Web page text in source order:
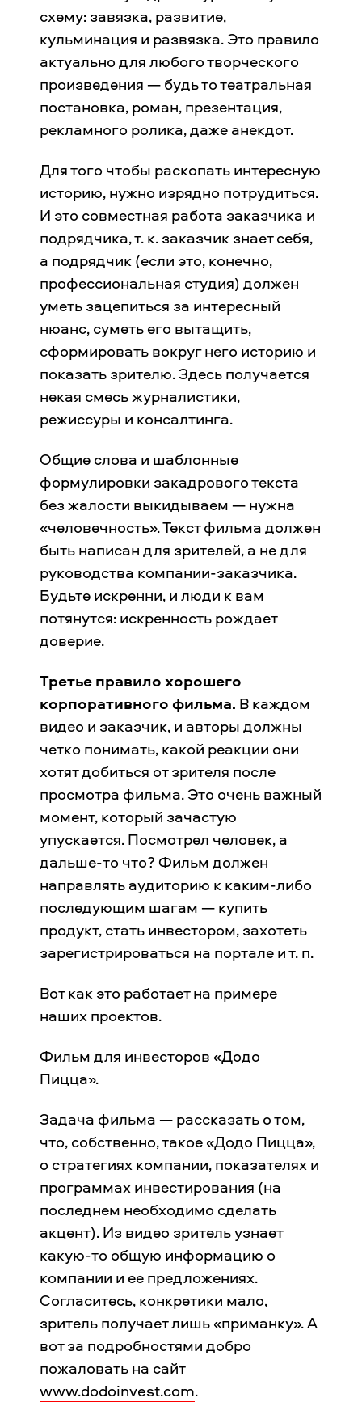
схему: завязка, развитие,
кульминация и развязка. Это правило
актуально для любого творческого
произведения — будь то театральная
постановка, роман, презентация,
рекламного ролика, даже анекдот.
Для того чтобы раскопать интересную
историю, нужно изрядно потрудиться.
И это совместная работа заказчика и
подрядчика, т. к. заказчик знает себя,
а подрядчик (если это, конечно,
профессиональная студия) должен
уметь зацепиться за интересный
нюанс, суметь его вытащить,
сформировать вокруг него историю и
показать зрителю. Здесь получается
некая смесь журналистики,
режиссуры и консалтинга.
Общие слова и шаблонные
формулировки закадрового текста
без жалости выкидываем — нужна
«человечность». Текст фильма должен
быть написан для зрителей, а не для
руководства компании-заказчика.
Будьте искренни, и люди к вам
потянутся: искренность рождает
доверие.
Третье правило хорошего
корпоративного фильма. В каждом
видео и заказчик, и авторы должны
четко понимать, какой реакции они
хотят добиться от зрителя после
просмотра фильма. Это очень важный
момент, который зачастую
упускается. Посмотрел человек, а
дальше-то что? Фильм должен
направлять аудиторию к каким-либо
последующим шагам — купить
продукт, стать инвестором, захотеть
зарегистрироваться на портале и т. п.
Вот как это работает на примере
наших проектов.
Фильм для инвесторов «Додо
Пицца».
Задача фильма — рассказать о том,
что, собственно, такое «Додо Пицца»,
о стратегиях компании, показателях и
программах инвестирования (на
последнем необходимо сделать
акцент). Из видео зритель узнает
какую-то общую информацию о
компании и ее предложениях.
Согласитесь, конкретики мало,
зритель получает лишь «приманку». А
вот за подробностями добро
пожаловать на сайт
www.dodoinvest.com.